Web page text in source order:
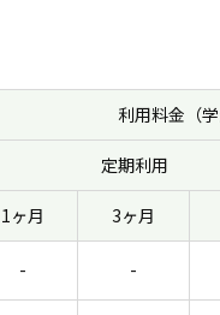
利用料金（学
定期利用
1ヶ月 3ヶ月
- -